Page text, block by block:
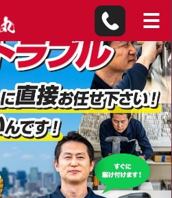
川辺町の鍵屋